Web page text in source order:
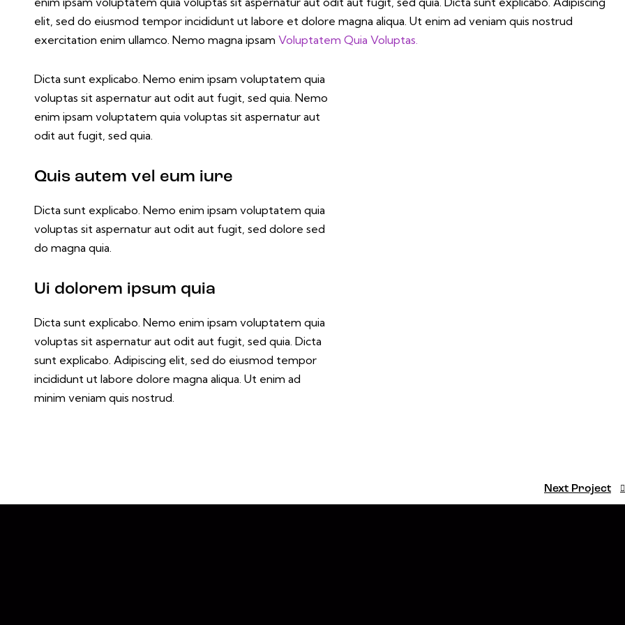
elit, sed do eiusmod tempor incididunt ut labore et dolore magna aliqua. Ut enim ad veniam quis nostrud
exercitation enim ullamco. Nemo magna ipsamVoluptatem Quia Voluptas.
Dicta sunt explicabo. Nemo enim ipsam voluptatem quia
voluptas sit aspernatur aut odit aut fugit, sed quia. Nemo
enim ipsam voluptatem quia voluptas sit aspernatur aut
odit aut fugit, sed quia.
Quis autem vel eum iure
Dicta sunt explicabo. Nemo enim ipsam voluptatem quia
voluptas sit aspernatur aut odit aut fugit, sed dolore sed
do magna quia.
Ui dolorem ipsum quia
Dicta sunt explicabo. Nemo enim ipsam voluptatem quia
voluptas sit aspernatur aut odit aut fugit, sed quia. Dicta
sunt explicabo. Adipiscing elit, sed do eiusmod tempor
incididunt ut labore dolore magna aliqua. Ut enim ad
minim veniam quis nostrud.
Next Project